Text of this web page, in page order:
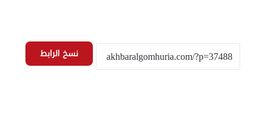
نسخ الرابط